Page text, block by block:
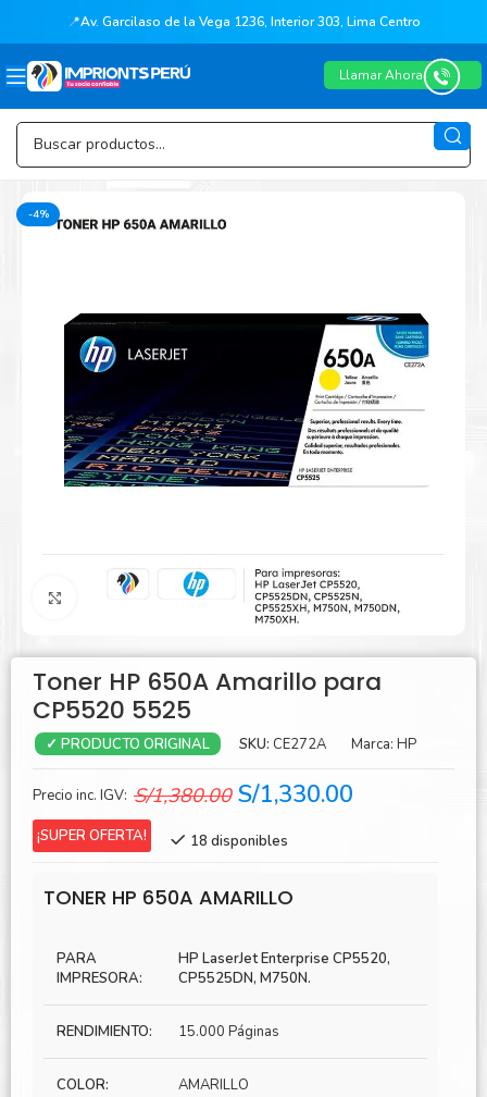
📍Av. Garcilaso de la Vega 1236, Interior 303, Lima Centro
Llamar Ahora
-4%
Agrandar
Toner HP 650A Amarillo para
CP5520 5525
✓ PRODUCTO ORIGINAL SKU: CE272A Marca: HP
Precio inc. IGV: S/1,380.00 El
original
S/1,380.00.
S/1,330.00
¡SUPER OFERTA! 18 disponibles
TONER HP 650A AMARILLO
PARA
IMPRESORA:
HP LaserJet Enterprise CP5520,
CP5525DN, M750N.
RENDIMIENTO: 15.000 Páginas
COLOR: AMARILLO